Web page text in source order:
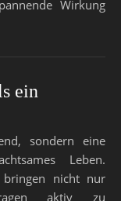
Wirkung
ein
sondern eine
Leben.
bringen nicht nur
aktiv zu